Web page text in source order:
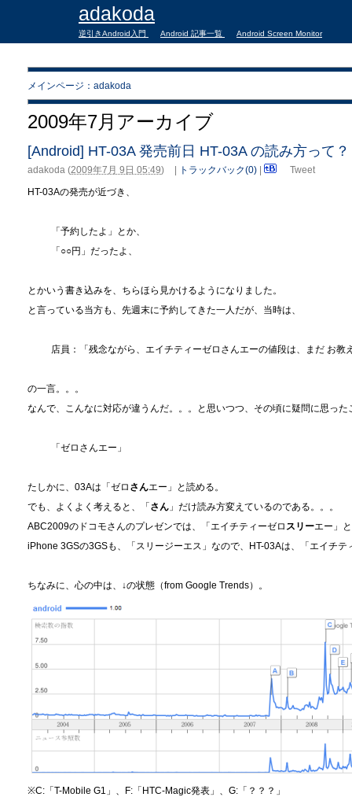
adakoda
逆引きAndroid入門 Android 記事一覧 Android Screen Monitor
メインページ：adakoda
2009年7月アーカイブ
[Android] HT-03A 発売前日 HT-03A の読み方って？
adakoda (2009年7月 9日 05:49) トラックバック(0)
Tweet
HT-03Aの発売が近づき、
「予約したよ」とか、
「○○円」だったよ、
とかいう書き込みを、ちらほら見かけるようになりました。
と言っている当方も、先週末に予約してきた一人だが、当時は、
店員：「残念ながら、エイチティーゼロさんエーの値段は、まだ お教
の一言。。。
なんで、こんなに対応が違うんだ。。。と思いつつ、その頃に疑問に思った
「ゼロさんエー」
たしかに、03Aは「ゼロ さんエー」と読める。
でも、よくよく考えると、「さん 」だけ読み方変えているのである。。。
ABC2009のドコモさんのプレゼンでは、「エイチティーゼロ スリーエー」
iPhone 3GSの3GSも、「スリージーエス」なので、HT-03Aは、「エイチ
ちなみに、心の中は、↓の状態（from Google Trends）。
※C:「T-Mobile G1」、F:「HTC-Magic発表」、G:「？？？」